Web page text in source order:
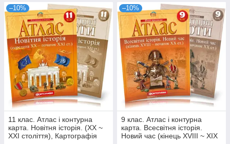
–10%
11 клас. Атлас і контурна
карта. Новітня історія. (XX ~
XXI століття), Картографія
–10%
9 клас. Атлас і контурна
карта. Всесвітня історія.
Новий час (кінець XVIII ~ XIX